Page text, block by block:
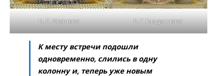
Н. Е. Иванова Е. Г. Гладунцова
К месту встречи подошли
одновременно, слились в одну
колонну и, теперь уже новым